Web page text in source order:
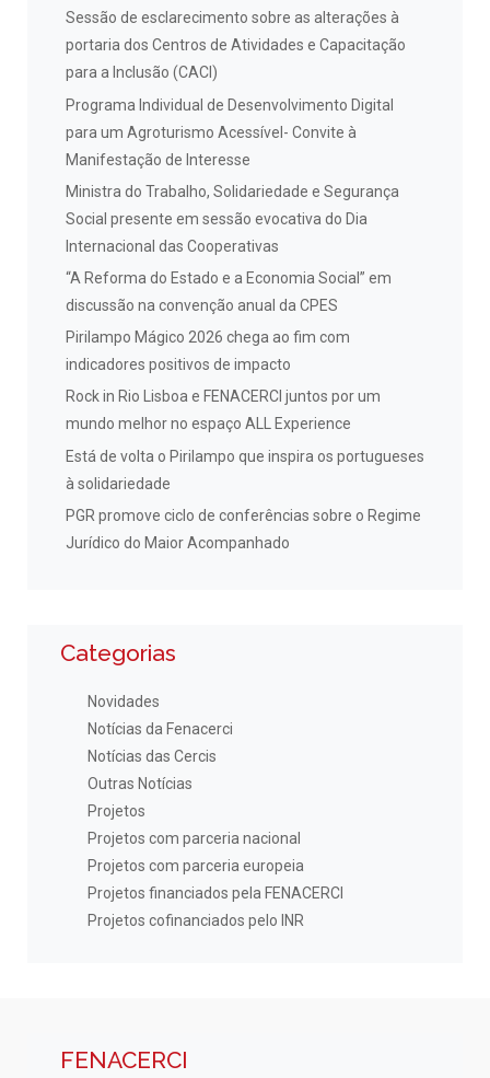
Sessão de esclarecimento sobre as alterações à
portaria dos Centros de Atividades e Capacitação
para a Inclusão (CACI)
Programa Individual de Desenvolvimento Digital
para um Agroturismo Acessível- Convite à
Manifestação de Interesse
Ministra do Trabalho, Solidariedade e Segurança
Social presente em sessão evocativa do Dia
Internacional das Cooperativas
“A Reforma do Estado e a Economia Social” em
discussão na convenção anual da CPES
Pirilampo Mágico 2026 chega ao fim com
indicadores positivos de impacto
Rock in Rio Lisboa e FENACERCI juntos por um
mundo melhor no espaço ALL Experience
Está de volta o Pirilampo que inspira os portugueses
à solidariedade
PGR promove ciclo de conferências sobre o Regime
Jurídico do Maior Acompanhado
Categorias
Novidades
Notícias da Fenacerci
Notícias das Cercis
Outras Notícias
Projetos
Projetos com parceria nacional
Projetos com parceria europeia
Projetos financiados pela FENACERCI
Projetos cofinanciados pelo INR
FENACERCI